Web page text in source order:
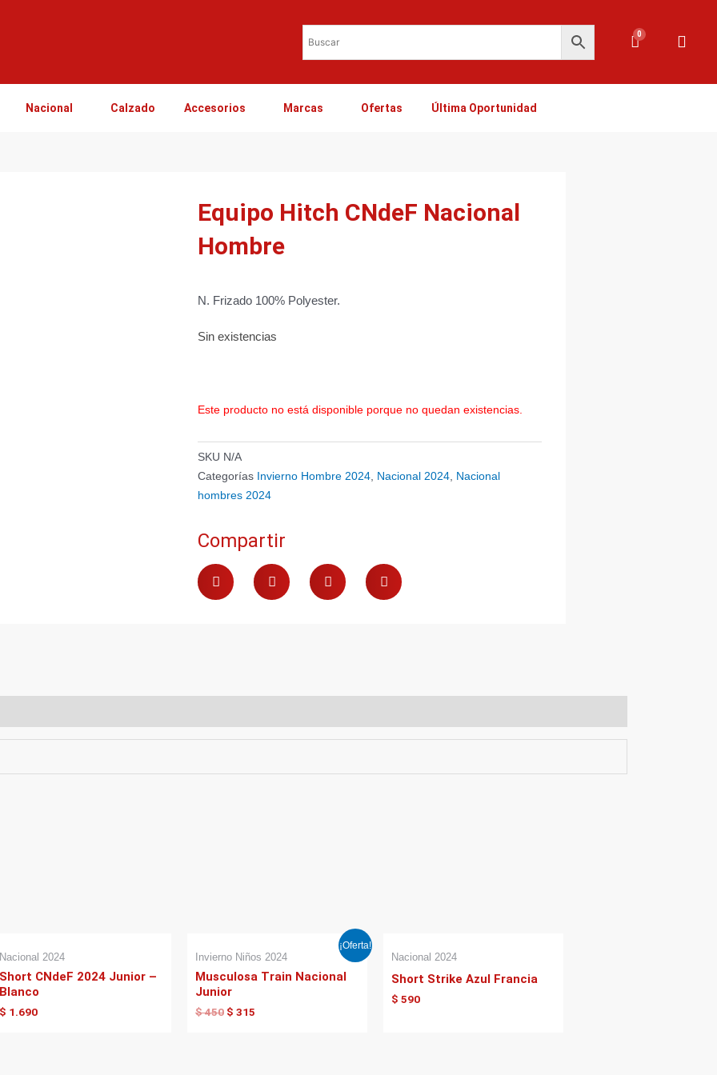
0Carrito
Nacional Calzado Accesorios Marcas Ofertas Última Oportunidad
Equipo Hitch CNdeF Nacional
Hombre
N. Frizado 100% Polyester.
Sin existencias
Este producto no está disponible porque no quedan existencias.
SKU N/A
Categorías Invierno Hombre 2024 Nacional 2024 Nacional
hombres 2024
Compartir
Nacional 2024
Short CNdeF 2024 Junior –
Blanco
$ 1.690
¡Oferta!
Invierno Niños 2024
Musculosa Train Nacional
Junior
$450
precio
era:
$ 450.
$ 315
precio
es:
Nacional 2024
Short Strike Azul Francia
$ 590